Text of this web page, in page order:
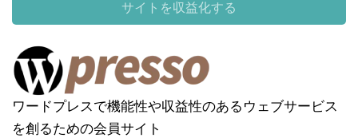
サイトを収益化する
ワードプレスで機能性や収益性のあるウェブサービス
を創るための会員サイト